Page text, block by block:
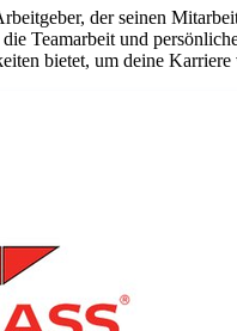
der seinen
Teamarbeit und
bietet, um deine Karriere